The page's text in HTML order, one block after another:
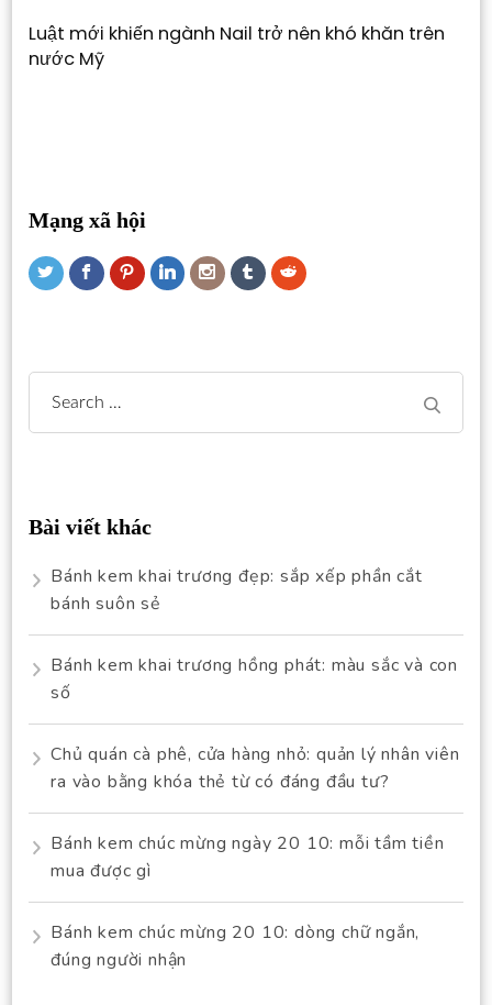
Luật mới khiến ngành Nail trở nên khó khăn trên
nước Mỹ
Mạng xã hội
Search
for:
Bài viết khác
Bánh kem khai trương đẹp: sắp xếp phần cắt
bánh suôn sẻ
Bánh kem khai trương hồng phát: màu sắc và con
số
Chủ quán cà phê, cửa hàng nhỏ: quản lý nhân viên
ra vào bằng khóa thẻ từ có đáng đầu tư?
Bánh kem chúc mừng ngày 20 10: mỗi tầm tiền
mua được gì
Bánh kem chúc mừng 20 10: dòng chữ ngắn,
đúng người nhận